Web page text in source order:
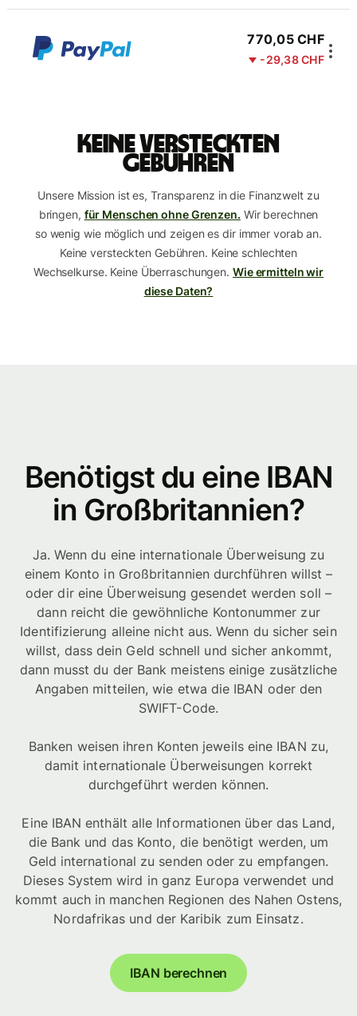
770,05 CHF
-29,38 CHF
Keine versteckten
Gebühren
Unsere Mission ist es, Transparenz in die Finanzwelt zu
bringen, für Menschen ohne Grenzen. Wir berechnen
so wenig wie möglich und zeigen es dir immer vorab an.
Keine versteckten Gebühren. Keine schlechten
Wechselkurse. Keine Überraschungen. Wie ermitteln wir
diese Daten?
Benötigst du eine IBAN
in Großbritannien?
Ja. Wenn du eine internationale Überweisung zu
einem Konto in Großbritannien durchführen willst –
oder dir eine Überweisung gesendet werden soll –
dann reicht die gewöhnliche Kontonummer zur
Identifizierung alleine nicht aus. Wenn du sicher sein
willst, dass dein Geld schnell und sicher ankommt,
dann musst du der Bank meistens einige zusätzliche
Angaben mitteilen, wie etwa die IBAN oder den
SWIFT-Code.
Banken weisen ihren Konten jeweils eine IBAN zu,
damit internationale Überweisungen korrekt
durchgeführt werden können.
Eine IBAN enthält alle Informationen über das Land,
die Bank und das Konto, die benötigt werden, um
Geld international zu senden oder zu empfangen.
Dieses System wird in ganz Europa verwendet und
kommt auch in manchen Regionen des Nahen Ostens,
Nordafrikas und der Karibik zum Einsatz.
IBAN berechnen